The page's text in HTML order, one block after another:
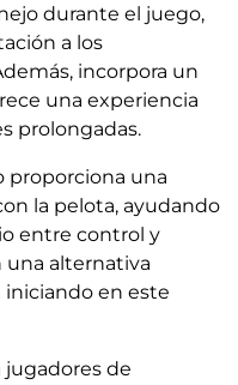
durante el juego,
a los
incorpora un
una experiencia
prolongadas.
proporciona una
la pelota, ayudando
entre control y
una alternativa
iniciando en este
jugadores de